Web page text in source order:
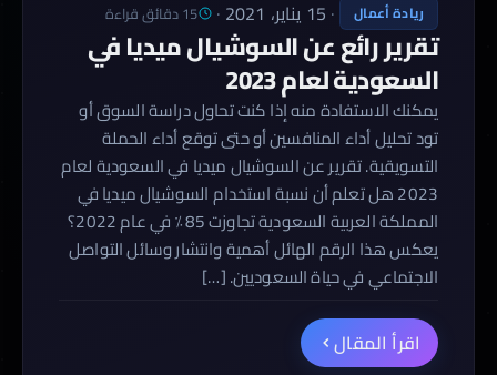
ريادة أعمال · 15 يناير، 2021 · 15 دقائق قراءة
تقرير رائع عن السوشيال ميديا في
السعودية لعام 2023
يمكنك الاستفادة منه إذا كنت تحاول دراسة السوق أو
تود تحليل أداء المنافسين أو حتى توقع أداء الحملة
التسويقية. تقرير عن السوشيال ميديا في السعودية لعام
2023 هل تعلم أن نسبة استخدام السوشيال ميديا في
المملكة العربية السعودية تجاوزت 85٪ في عام 2022؟
يعكس هذا الرقم الهائل أهمية وانتشار وسائل التواصل
الاجتماعي في حياة السعوديين. […]
اقرأ المقال